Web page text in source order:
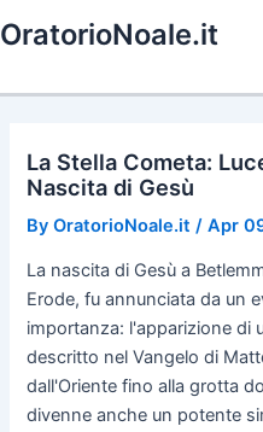
to
OratorioNoale.it
La Stella Cometa:
Nascita di Gesù
ByOratorioNoale.it /Apr
La nascita di Gesù a
Erode, fu annunciata da un
importanza: l'apparizione di
descritto nel Vangelo di
dall'Oriente fino alla grotta
divenne anche un potente